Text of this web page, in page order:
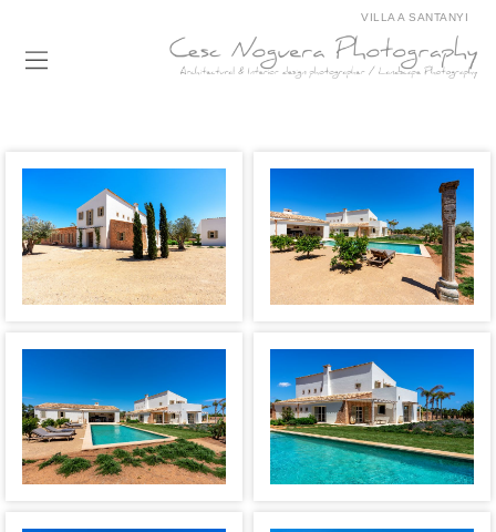
VILLA A SANTANYI